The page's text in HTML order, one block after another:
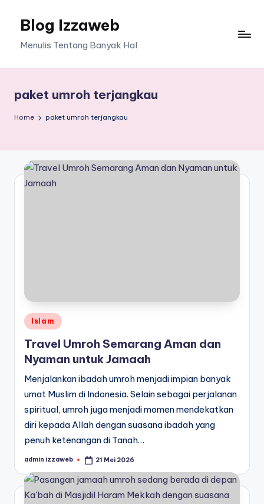
Blog Izzaweb
Menulis Tentang Banyak Hal
paket umroh terjangkau
Home paket umroh terjangkau
Posted
in
Islam
Travel Umroh Semarang Aman dan
Nyaman untuk Jamaah
Menjalankan ibadah umroh menjadi impian banyak
umat Muslim di Indonesia. Selain sebagai perjalanan
spiritual, umroh juga menjadi momen mendekatkan
diri kepada Allah dengan suasana ibadah yang
penuh ketenangan di Tanah…
Posted
admin izzaweb 21 Mei 2026